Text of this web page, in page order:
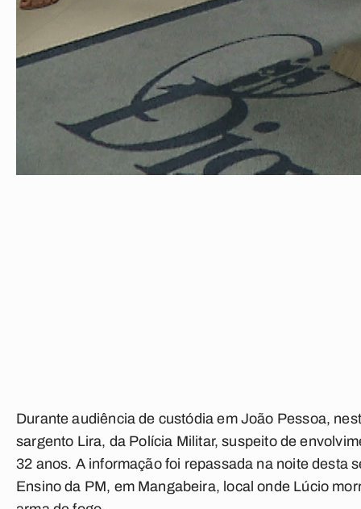
Durante audiência de custódia em João Pessoa,
sargento Lira, da Polícia Militar, suspeito de
32 anos. A informação foi repassada na noite desta
Ensino da PM, em Mangabeira, local onde Lúcio